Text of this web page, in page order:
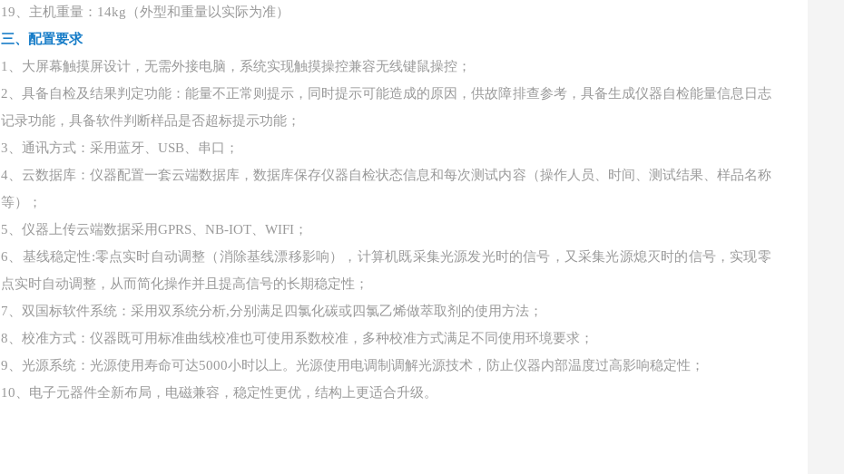
19、 主机重量：14kg （外型和重量以实际为准）
三、配置要求
1、大屏幕触摸屏设计，无需外接电脑， 系统实现触摸操控兼容无线键鼠操控；
2、具备自检及结果判定功能：能量不正常则提示，同时提示可能造成的原因，供故障排查参考，具备生成仪器自检能量信息日志
记录功能，具备软件判断样品是否超标提示功能；
3、通讯方式：采用蓝牙、USB、串口；
4、 云数据库：仪器配置一套云端数据库，数据库保存仪器自检状态信息和每次测试内容（操作人员、时间、测试结果、样品名称
等）；
5、仪器上传云端数据采用GPRS、NB-IOT、WIFI；
6、 基线稳定性:零点实时自动调整（消除基线漂移影响），计算机既采集光源发光时的信号，又采集光源熄灭时的信号，实现零
点实时自动调整，从而简化操作并且提高信号的长期稳定性；
7、双国标软件系统：采用双系统分析,分别满足四氯化碳或四氯乙烯做萃取剂的使用方法；
8、校准方式：仪器既可用标准曲线校准也可使用系数校准，多种校准方式满足不同使用环境要求；
9、光源系统：光源使用寿命可达5000小时以上。光源使用电调制调解光源技术，防止仪器内部温度过高影响稳定性；
10、 电子元器件全新布局，电磁兼容，稳定性更优，结构上更适合升级。